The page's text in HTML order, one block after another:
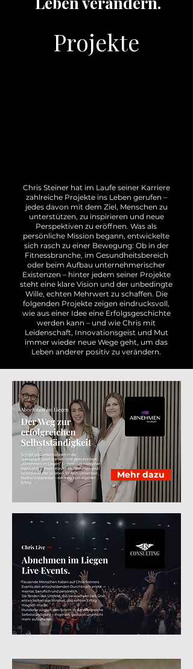
Projekte
Chris Steiner hat im Laufe seiner Karriere
zahlreiche Projekte ins Leben gerufen –
jedes davon mit dem Ziel, Menschen zu
unterstützen, zu inspirieren und neue
Perspektiven zu eröffnen. Was als
persönliche Mission begann, entwickelte
sich rasch zu einer Bewegung: Ob in der
Fitnessbranche, im Gesundheitsbereich
oder beim Aufbau unternehmerischer
Existenzen – hinter jedem seiner Projekte
steht eine klare Vision und der unbedingte
Wille, echten Mehrwert zu schaffen. Die
folgenden Projekte zeigen eindrucksvoll,
wie aus einer Idee eine Erfolgsgeschichte
werden kann – und wie Chris mit
Leidenschaft, Innovationsgeist und Mut
immer wieder neue Wege geht, um das
Leben anderer positiv zu verändern.
Mehr dazu